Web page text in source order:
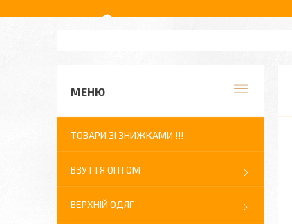
ТОВАРИ ЗІ ЗНИЖКАМИ !!!
ВЗУТТЯ ОПТОМ
ВЕРХНІЙ ОДЯГ